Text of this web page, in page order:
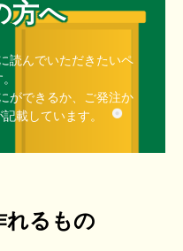
方へ
読んでいただきたいペ
ができるか、ご発注か
載しています。
れるもの